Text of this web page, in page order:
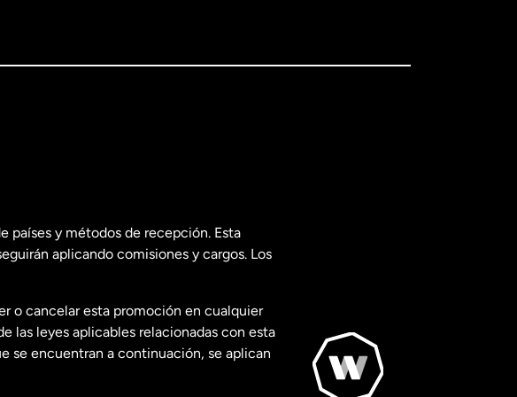
países y métodos de recepción. Esta
aplicando comisiones y cargos. Los
o cancelar esta promoción en cualquier
las leyes aplicables relacionadas con esta
se encuentran a continuación, se aplican